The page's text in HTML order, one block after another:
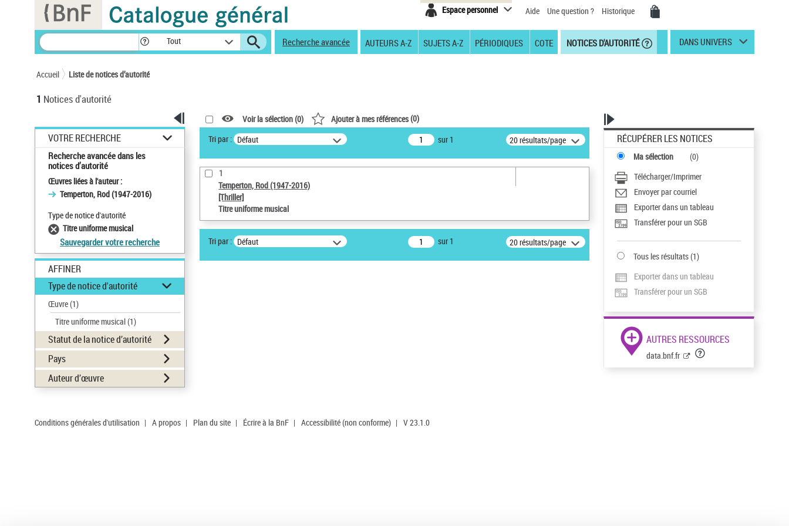
Espace personnel Aide Une question ? Historique
Tout Recherche avancée AUTEURS A-Z SUJETS A-Z PÉRIODIQUES COTE NOTICES D'AUTORITÉ DANS UNIVERS
Accueil Liste de notices d’autorité
1 Notices d'autorité
VOTRE RECHERCHE
Recherche avancée dans les
notices d’autorité
Œuvres liées à l'auteur :
Temperton, Rod (1947-2016)
Type de notice d'autorité
Titre uniforme musical
Sauvegarder votre recherche
AFFINER
Type de notice d'autorité
Œuvre(1)
Titre uniforme musical(1)
Statut de la notice d’autorité
Pays
Auteur d’œuvre
Voir la sélection (0) Ajouter à mes références(0)
Tri par : Défaut sur 1 20 résultats/page
1
Temperton, Rod (1947-2016)
[Thriller]
Titre uniforme musical
Tri par : Défaut sur 1 20 résultats/page
RÉCUPÉRER LES NOTICES
Ma sélection (0)
Télécharger/Imprimer
Envoyer par courriel
Exporter dans un tableau
Transférer pour un SGB
Tous les résultats(1)
Exporter dans un tableau
Transférer pour un SGB
AUTRES RESSOURCES
data.bnf.fr
Conditions générales d'utilisation | A propos | Plan du site | Écrire à la BnF | Accessibilité (non conforme) | V 23.1.0
Panneau de gestion des cookies